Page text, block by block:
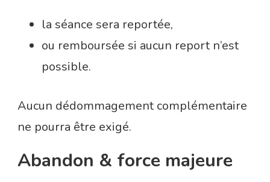
la séance sera reportée,
ou remboursée si aucun report n’est
possible.
Aucun dédommagement complémentaire
ne pourra être exigé.
Abandon & force majeure